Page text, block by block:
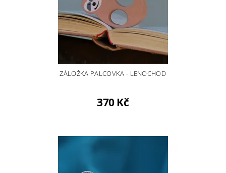
ZÁLOŽKA PALCOVKA - LENOCHOD
370 Kč